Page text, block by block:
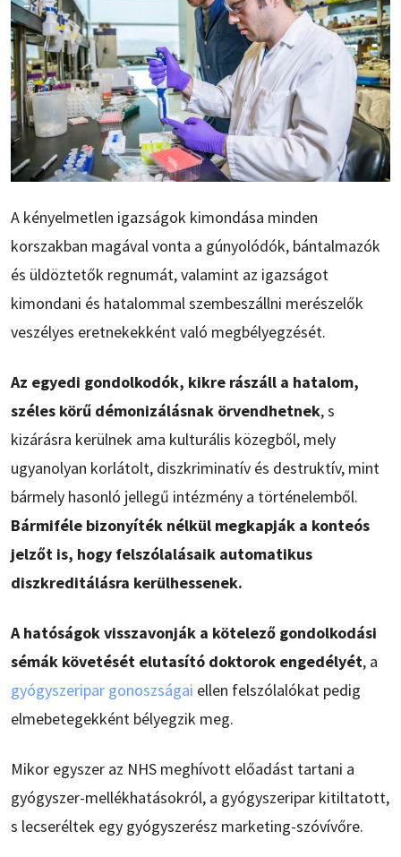
A kényelmetlen igazságok kimondása minden
korszakban magával vonta a gúnyolódók, bántalmazók
és üldöztetők regnumát, valamint az igazságot
kimondani és hatalommal szembeszállni merészelők
veszélyes eretnekekként való megbélyegzését.
Az egyedi gondolkodók, kikre rászáll a hatalom,
széles körű démonizálásnak örvendhetnek, s
kizárásra kerülnek ama kulturális közegből, mely
ugyanolyan korlátolt, diszkriminatív és destruktív, mint
bármely hasonló jellegű intézmény a történelemből.
Bármiféle bizonyíték nélkül megkapják a konteós
jelzőt is, hogy felszólalásaik automatikus
diszkreditálásra kerülhessenek.
A hatóságok visszavonják a kötelező gondolkodási
sémák követését elutasító doktorok engedélyét, a
gyógyszeripar gonoszságai ellen felszólalókat pedig
elmebetegekként bélyegzik meg.
Mikor egyszer az NHS meghívott előadást tartani a
gyógyszer-mellékhatásokról, a gyógyszeripar kitiltatott,
s lecseréltek egy gyógyszerész marketing-szóvívőre.